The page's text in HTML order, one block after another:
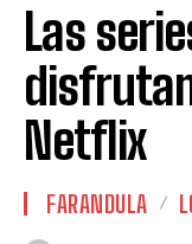
Las
Netflix
FARANDULA